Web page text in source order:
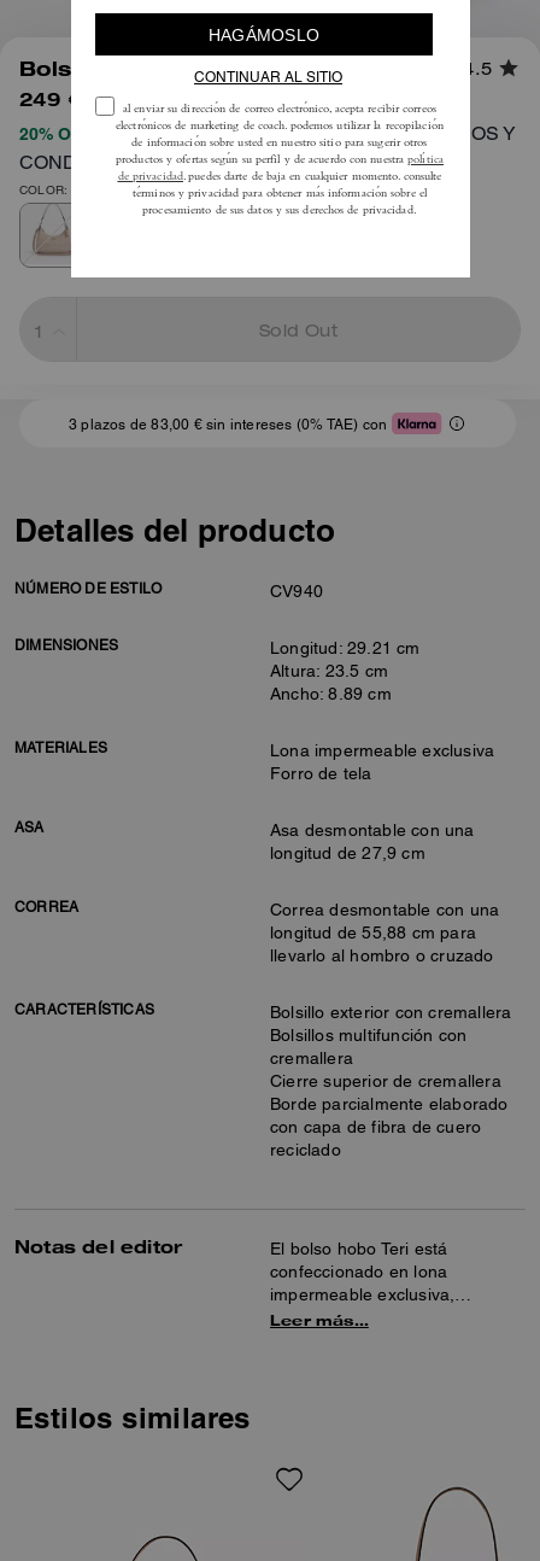
Bolso Hobo Teri en Lona Signature 4.5
249 € 495 €
20% OFF APLICADO AL PROCESAR EL PAGOTÉRMINOS Y
CONDICIONES COMPLETOS AQUÍ
COLOR: Plata/Arena/Topo
Sold Out
3 plazos de 83,00 € sin intereses (0% TAE) con
Detalles del producto
NÚMERO DE ESTILO CV940
DIMENSIONES
Longitud: 29.21 cm
Altura: 23.5 cm
Ancho: 8.89 cm
MATERIALES
Lona impermeable exclusiva
Forro de tela
ASA
Asa desmontable con una
longitud de 27,9 cm
CORREA
Correa desmontable con una
longitud de 55,88 cm para
llevarlo al hombro o cruzado
CARACTERÍSTICAS
Bolsillo exterior con cremallera
Bolsillos multifunción con
cremallera
Cierre superior de cremallera
Borde parcialmente elaborado
con capa de fibra de cuero
reciclado
Notas del editor
El bolso hobo Teri está
confeccionado en lona
impermeable exclusiva,
duradera y elegante. Este bolso
viene con una correa de
hombro de lona desmontable
para un uso versátil.
Leer más…
Estilos similares